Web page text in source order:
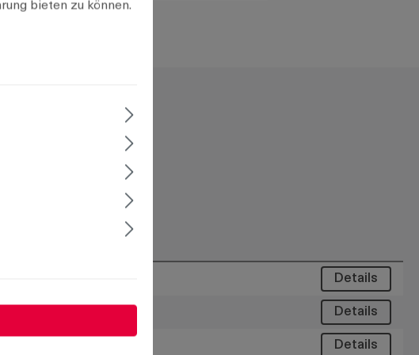
Details
Details
Details
bieten zu können.